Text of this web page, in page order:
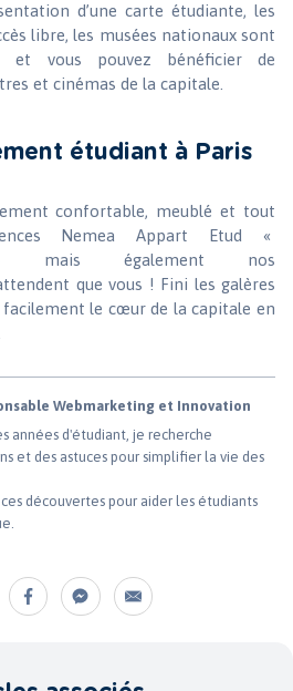
d’une carte étudiante, les
libre, les musées nationaux sont
et vous pouvez bénéficier de
et cinémas de la capitale.
étudiant à Paris
confortable, meublé et tout
Nemea Appart Etud «
également nos
que vous ! Fini les galères
le cœur de la capitale en
Webmarketing et Innovation
années d'étudiant, je recherche
et des astuces pour simplifier la vie des
découvertes pour aider les étudiants